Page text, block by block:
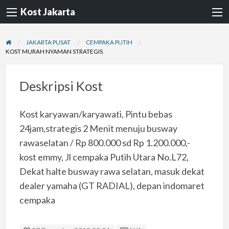
Kost Jakarta
JAKARTA PUSAT
CEMPAKA PUTIH
KOST MURAH NYAMAN STRATEGIS
Deskripsi Kost
Kost karyawan/karyawati, Pintu bebas
24jam,strategis 2 Menit menuju busway
rawaselatan / Rp 800.000 sd Rp 1.200.000,-
kost emmy, Jl cempaka Putih Utara No.L72,
Dekat halte busway rawa selatan, masuk dekat
dealer yamaha (GT RADIAL), depan indomaret
cempaka